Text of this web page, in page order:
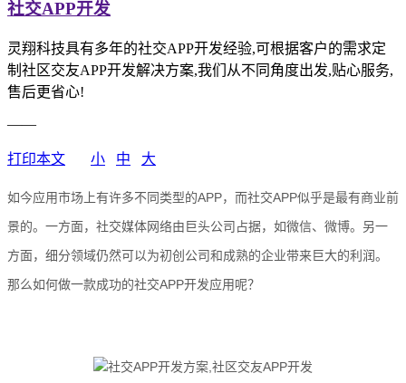
社交APP开发
灵翔科技具有多年的社交APP开发经验,可根据客户的需求定
制社区交友APP开发解决方案,我们从不同角度出发,贴心服务,
售后更省心!
——
打印本文 小 中 大
如今应用市场上有许多不同类型的APP，而社交APP似乎是最有商业前
景的。一方面，社交媒体网络由巨头公司占据，如微信、微博。另一
方面，细分领域仍然可以为初创公司和成熟的企业带来巨大的利润。
那么如何做一款成功的社交APP开发应用呢？